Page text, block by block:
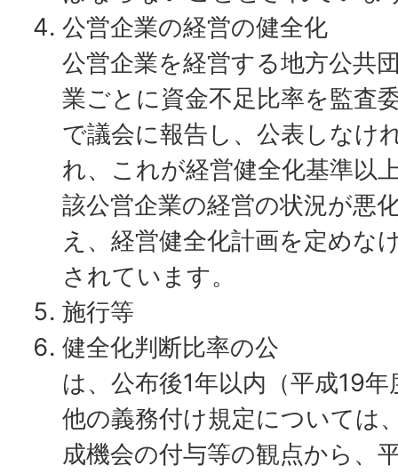
公営企業の経営の健全化
公営企業を経営する地方公共
業ごとに資金不足比率を監査
で議会に報告し、公表しなけ
れ、これが経営健全化基準以
該公営企業の経営の状況が悪
え、経営健全化計画を定めな
されています。
施行等
健全化判断比率の公
は、公布後1年以内（平成19
他の義務付け規定については
成機会の付与等の観点から、